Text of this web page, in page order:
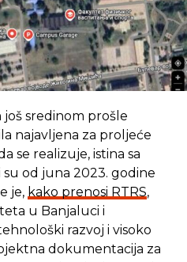
sredinom prošle
najavljena za proljeće
se realizuje, istina sa
od juna 2023. godine
je, kako prenosi RTRS,
u Banjaluci i
razvoj i visoko
dokumentacija za